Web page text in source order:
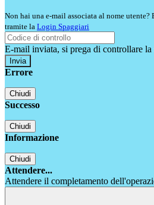
Non hai una e-mail associata al nome utente?
tramite la Login Spaggiari
E-mail inviata, si prega di controllare la
Errore
Chiudi
Successo
Chiudi
Informazione
Chiudi
Attendere...
Attendere il completamento